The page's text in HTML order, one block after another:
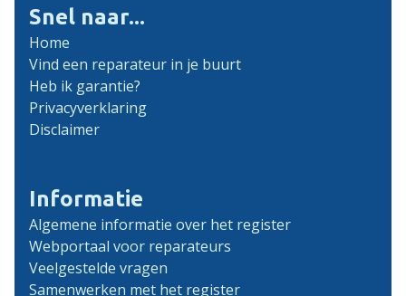
Snel naar...
Home
Vind een reparateur in je buurt
Heb ik garantie?
Privacyverklaring
Disclaimer
Informatie
Algemene informatie over het register
Webportaal voor reparateurs
Veelgestelde vragen
Samenwerken met het register